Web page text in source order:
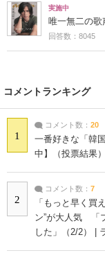
実施中
唯一無二の歌
回答数：8045
コメントランキング
1
コメント数： 20
一番好きな「韓
中】（投票結果
2
コメント数： 7
「もっと早く買
ン”が大人気 「
した」（2/2） |